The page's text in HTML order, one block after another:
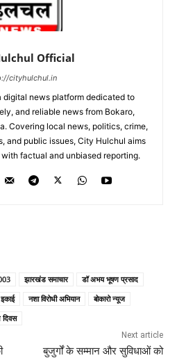
Official
cityhulchul.in
news platform dedicated to
and reliable news from Bokaro,
Covering local news, politics, crime,
and public issues, City Hulchul aims
factual and unbiased reporting.
झारखंड समाचार
डॉ अभय भूषण प्रसाद
नशा विरोधी अभियान
बोकारो न्यूज
दिवस
Next article
बुजुर्गों के सम्मान और सुविधाओं को